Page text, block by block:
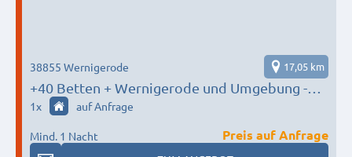
+40 Betten + Wernigerode und Umgebung -
AFS Monteurunterkünfte -
38855 Wernigerode 17,05 km
1x auf Anfrage
Mind. 1 Nacht
Preis auf Anfrage